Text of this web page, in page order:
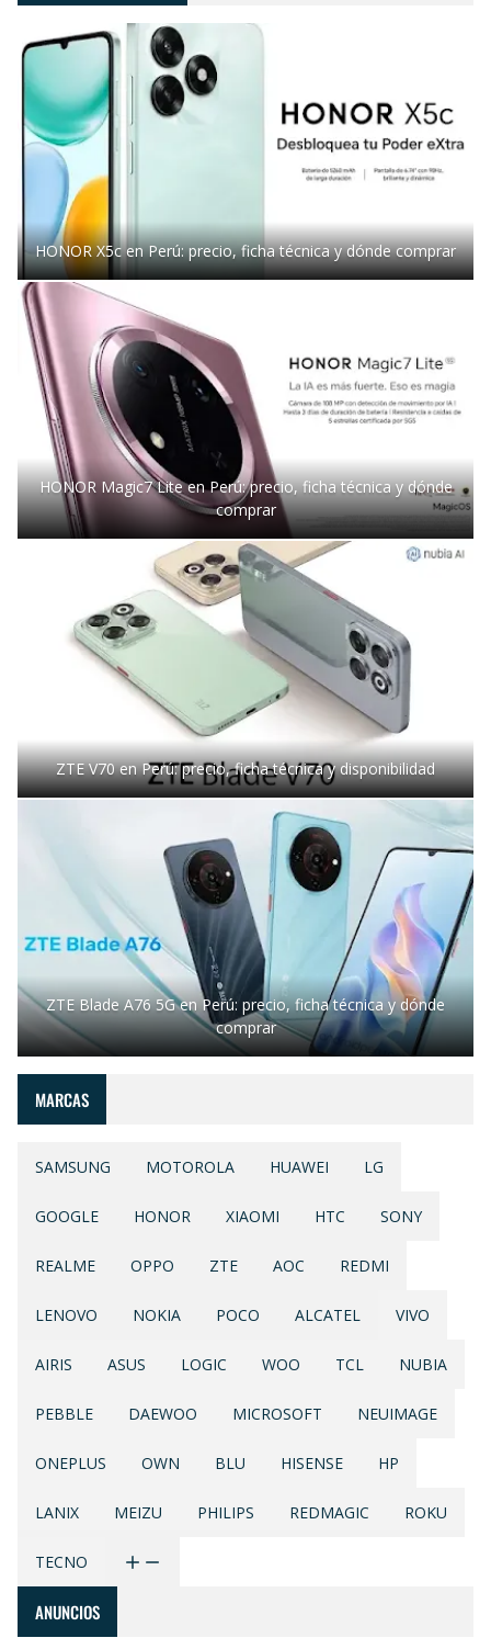
HONOR X5c en Perú: precio, ficha técnica y dónde comprar
HONOR Magic7 Lite en Perú: precio, ficha técnica y dónde
comprar
ZTE V70 en Perú: precio, ficha técnica y disponibilidad
ZTE Blade A76 5G en Perú: precio, ficha técnica y dónde
comprar
MARCAS
SAMSUNG MOTOROLA HUAWEI LG
GOOGLE HONOR XIAOMI HTC SONY
REALME OPPO ZTE AOC REDMI
LENOVO NOKIA POCO ALCATEL VIVO
AIRIS ASUS LOGIC WOO TCL NUBIA
PEBBLE DAEWOO MICROSOFT NEUIMAGE
ONEPLUS OWN BLU HISENSE HP
LANIX MEIZU PHILIPS REDMAGIC ROKU
TECNO
ANUNCIOS